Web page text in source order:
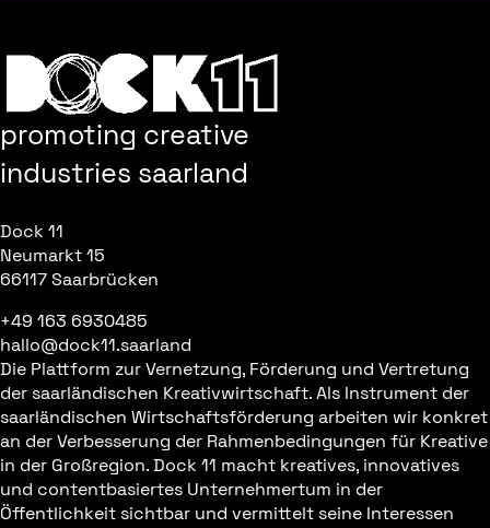
promoting creative
industries saarland
Dock 11
Neumarkt 15
66117 Saarbrücken
+49 163 6930485
hallo@dock11.saarland
Die Plattform zur Vernetzung, Förderung und Vertretung
der saarländischen Kreativwirtschaft. Als Instrument der
saarländischen Wirtschaftsförderung arbeiten wir konkret
an der Verbesserung der Rahmenbedingungen für Kreative
in der Großregion. Dock 11 macht kreatives, innovatives
und contentbasiertes Unternehmertum in der
Öffentlichkeit sichtbar und vermittelt seine Interessen